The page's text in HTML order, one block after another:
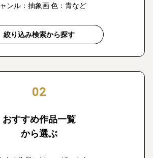
ンル：抽象画 色：青など
絞り込み検索から探す
02
おすすめ作品一覧
から選ぶ